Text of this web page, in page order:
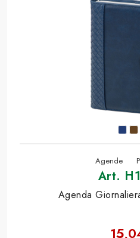
Agende
Art.
Agenda